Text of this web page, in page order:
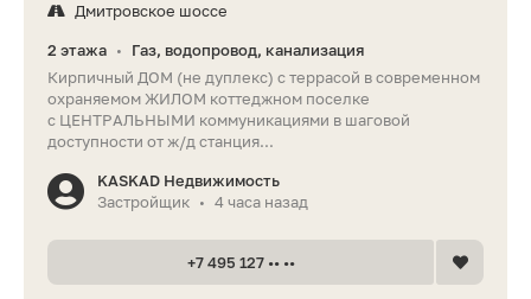
Дмитровское шоссе
2 этажа •
Газ, водопровод, канализация
Кирпичный ДОМ (не дуплекс) с террасой в современном
охраняемом ЖИЛОМ коттеджном поселке
с ЦЕНТРАЛЬНЫМИ коммуникациями в шаговой
доступности от ж/д станция...
KASKAD Недвижимость
Застройщик • 4 часа назад
+7 495 127 •• ••